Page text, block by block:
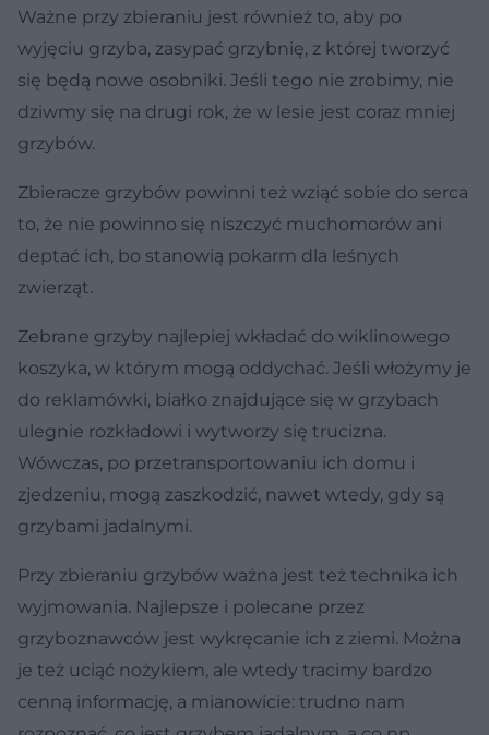
Ważne przy zbieraniu jest również to, aby po
wyjęciu grzyba, zasypać grzybnię, z której tworzyć
się będą nowe osobniki. Jeśli tego nie zrobimy, nie
dziwmy się na drugi rok, że w lesie jest coraz mniej
grzybów.
Zbieracze grzybów powinni też wziąć sobie do serca
to, że nie powinno się niszczyć muchomorów ani
deptać ich, bo stanowią pokarm dla leśnych
zwierząt.
Zebrane grzyby najlepiej wkładać do wiklinowego
koszyka, w którym mogą oddychać. Jeśli włożymy je
do reklamówki, białko znajdujące się w grzybach
ulegnie rozkładowi i wytworzy się trucizna.
Wówczas, po przetransportowaniu ich domu i
zjedzeniu, mogą zaszkodzić, nawet wtedy, gdy są
grzybami jadalnymi.
Przy zbieraniu grzybów ważna jest też technika ich
wyjmowania. Najlepsze i polecane przez
grzyboznawców jest wykręcanie ich z ziemi. Można
je też uciąć nożykiem, ale wtedy tracimy bardzo
cenną informację, a mianowicie: trudno nam